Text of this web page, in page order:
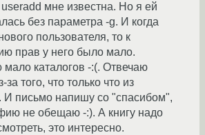
мне известна. Но я ей
без параметра -g. И когда
пользователя, то к
прав у него было мало.
мало каталогов -:(. Отвечаю
за того, что только что из
И письмо напишу со "спасибом",
не обещаю -:). А книгу надо
это интересно.